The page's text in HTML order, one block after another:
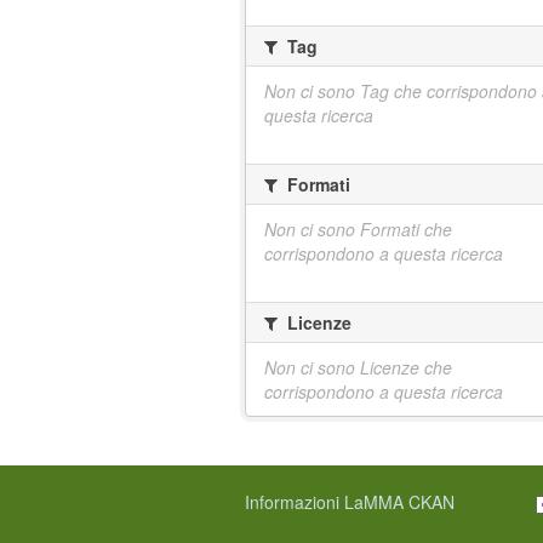
Tag
Non ci sono Tag che corrispondono
questa ricerca
Formati
Non ci sono Formati che
corrispondono a questa ricerca
Licenze
Non ci sono Licenze che
corrispondono a questa ricerca
Informazioni LaMMA CKAN